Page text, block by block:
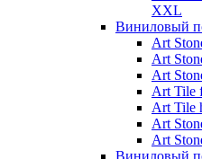
XXL
Виниловый
Art
Art
Art
Art Tile
Art Tile
Art
Art
Виниловый